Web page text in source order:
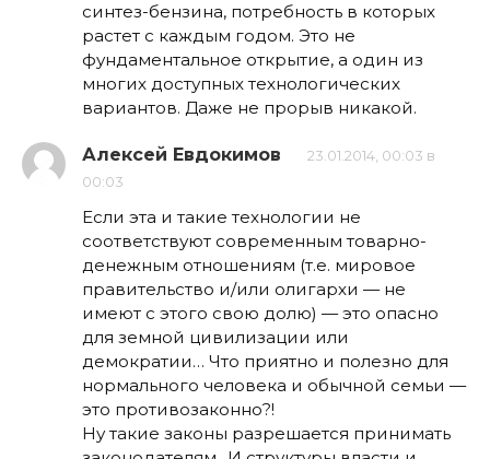
синтез-бензина, потребность в которых
растет с каждым годом. Это не
фундаментальное открытие, а один из
многих доступных технологических
вариантов. Даже не прорыв никакой.
Алексей Евдокимов
23.01.2014, 00:03 в
00:03
Если эта и такие технологии не
соответствуют современным товарно-
денежным отношениям (т.е. мировое
правительство и/или олигархи — не
имеют с этого свою долю) — это опасно
для земной цивилизации или
демократии… Что приятно и полезно для
нормального человека и обычной семьи —
это противозаконно?!
Ну такие законы разрешается принимать